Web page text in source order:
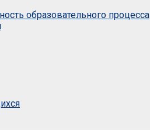
образовательного процесса